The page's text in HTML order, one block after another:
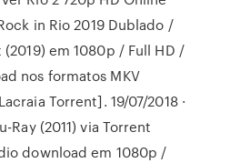
in Rio 2019 Dublado /
em 1080p / Full HD /
nos formatos MKV
Torrent]. 19/07/2018 ·
Ray (2011) via Torrent
download em 1080p /